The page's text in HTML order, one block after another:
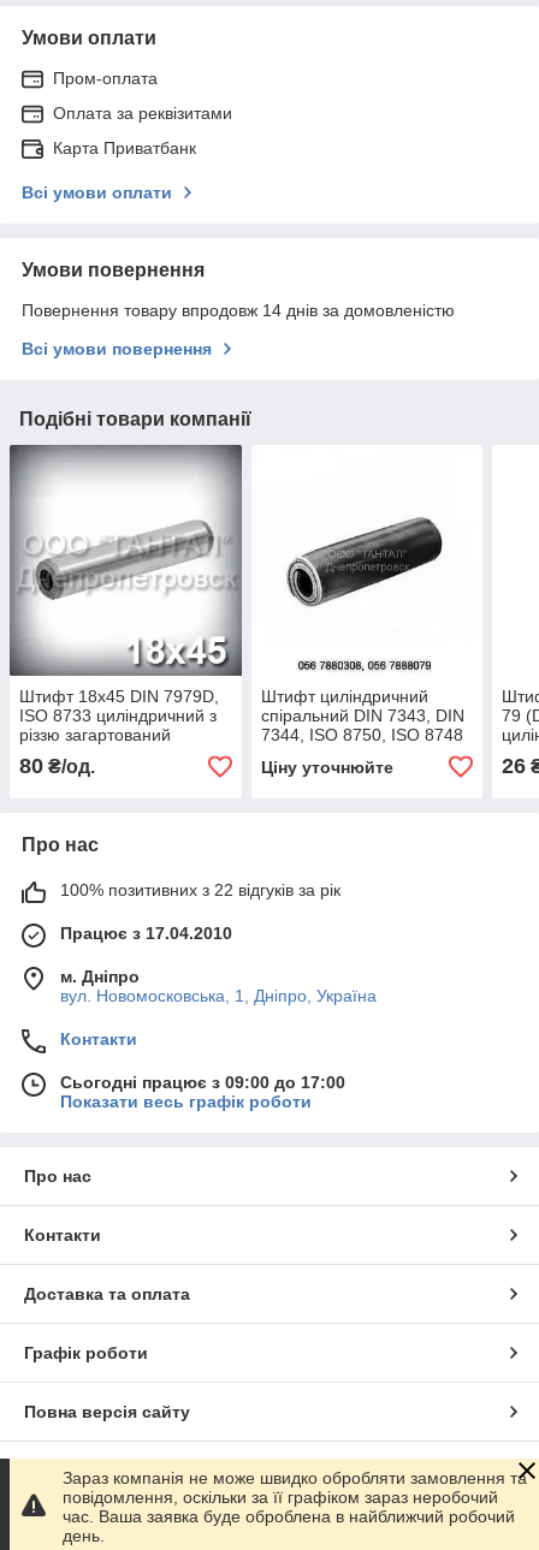
Умови оплати
Пром-оплата
Оплата за реквізитами
Карта Приватбанк
Всі умови оплати
Умови повернення
Повернення товару впродовж 14 днів за домовленістю
Всі умови повернення
Подібні товари компанії
Штифт 18х45 DIN 7979D,
ISO 8733 циліндричний з
різзю загартований
80 ₴/од.
Штифт циліндричний
спіральний DIN 7343, DIN
7344, ISO 8750, ISO 8748
Ціну уточнюйте
79
26
Про нас
100% позитивних з 22 відгуків за рік
Працює з 17.04.2010
м. Дніпро
вул. Новомосковська, 1, Дніпро, Україна
Контакти
Сьогодні працює з 09:00 до 17:00
Показати весь графік роботи
Про нас
Контакти
Доставка та оплата
Графік роботи
Повна версія сайту
Сайт створено на маркетплейсі Prom.ua
Політика конфіденційності
Зараз компанія не може швидко обробляти замовлення та
повідомлення, оскільки за її графіком зараз неробочий
час. Ваша заявка буде оброблена в найближчий робочий
день.